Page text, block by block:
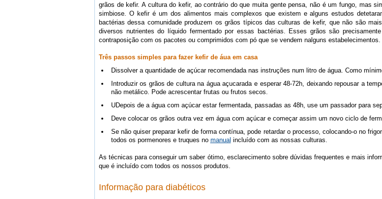
grãos de kefir. A cultura do kefir, ao contrário do que muita gente pensa, não é um fungo, mas
simbiose. O kefir é um dos alimentos mais complexos que existem e alguns estudos
bactérias dessa comunidade produzem os grãos típicos das culturas de kefir, que não são
diversos nutrientes do líquido fermentado por essas bactérias. Esses grãos são
contraposição com os pacotes ou comprimidos com pó que se vendem nalguns estabelecimentos.
Três passos simples para fazer kefir de áua em casa
Dissolver a quantidade de açúcar recomendada nas instruções num litro de água. Como
Introduzir os grãos de cultura na água açucarada e esperar 48-72h, deixando repousar a
não metálico. Pode acrescentar frutas ou frutos secos.
UDepois de a água com açúcar estar fermentada, passadas as 48h, use um passador para
Deve colocar os grãos outra vez em água com açúcar e começar assim um novo ciclo de
Se não quiser preparar kefir de forma contínua, pode retardar o processo, colocando-o no
todos os pormenores e truques no manual incluído com as nossas culturas.
As técnicas para conseguir um saber ótimo, esclarecimento sobre dúvidas frequentes e mais
que é incluído com todos os nossos produtos.
Informação para diabéticos